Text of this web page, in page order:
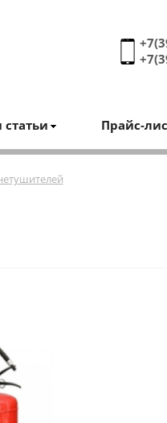
статьи Прайс-